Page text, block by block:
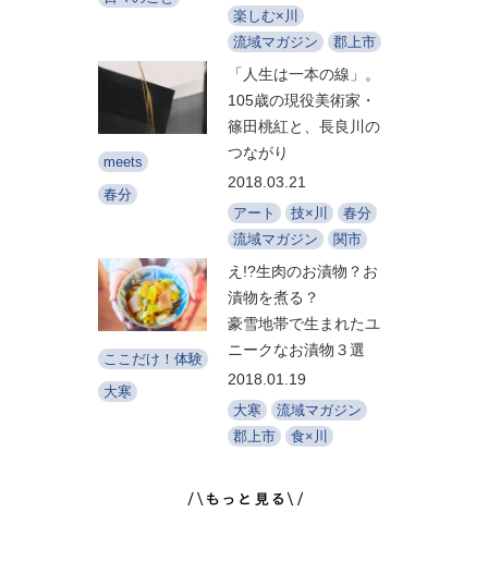
楽しむ×川
流域マガジン
郡上市
meets
春分
「人生は一本の線」。
105歳の現役美術家・
篠田桃紅と、長良川の
つながり
2018.03.21
アート 技×川
春分
流域マガジン
関市
ここだけ！体験
大寒
え!?生肉のお漬物？お
漬物を煮る？
豪雪地帯で生まれたユ
ニークなお漬物３選
2018.01.19
大寒
流域マガジン
郡上市
食×川